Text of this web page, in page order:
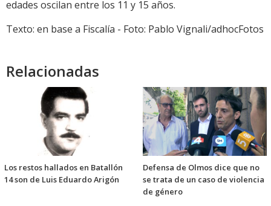
edades oscilan entre los 11 y 15 años.
Texto: en base a Fiscalía - Foto: Pablo Vignali/adhocFotos
Relacionadas
Los restos hallados en Batallón
14 son de Luis Eduardo Arigón
Defensa de Olmos dice que no
se trata de un caso de violencia
de género